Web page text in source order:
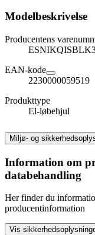
Modelbeskrivelse
Producentens
EAN-kode
2230000059519
Produkttype
El-løbehjul
Miljø- og
Information om
databehandling
Her finder du
producentinformation
Vis